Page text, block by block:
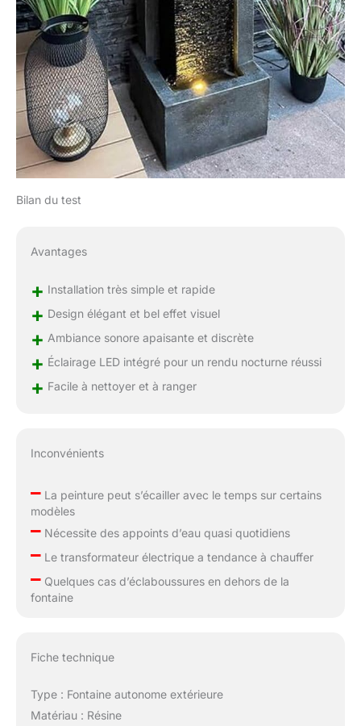
Bilan du test
Avantages
+ Installation très simple et rapide
+ Design élégant et bel effet visuel
+ Ambiance sonore apaisante et discrète
+ Éclairage LED intégré pour un rendu nocturne réussi
+ Facile à nettoyer et à ranger
Inconvénients
–La peinture peut s’écailler avec le temps sur certains
modèles
–Nécessite des appoints d’eau quasi quotidiens
–Le transformateur électrique a tendance à chauffer
–Quelques cas d’éclaboussures en dehors de la
fontaine
Fiche technique
Type : Fontaine autonome extérieure
Matériau : Résine